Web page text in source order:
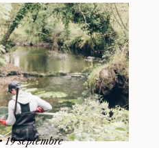
19 septembre